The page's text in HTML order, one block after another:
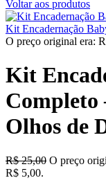
Voltar aos produtos
Kit Encadernação
O preço original era:
Kit
Completo
Olhos de
R$25,00 O preço
R$ 5,00.